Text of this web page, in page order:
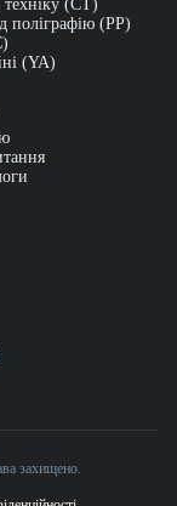
(CT)
поліграфію (PP)
(YA)
захищено.